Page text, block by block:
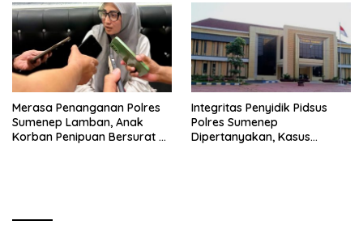
Merasa Penanganan Polres
Sumenep Lamban, Anak
Korban Penipuan Bersurat ke
Integritas Penyidik Pidsus
Polres Sumenep
Dipertanyakan, Kasus